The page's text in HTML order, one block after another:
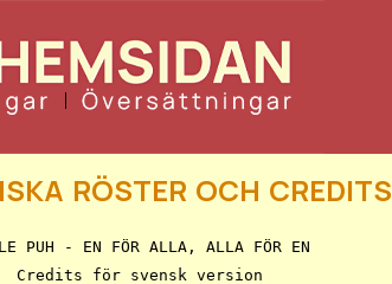
röster och credits